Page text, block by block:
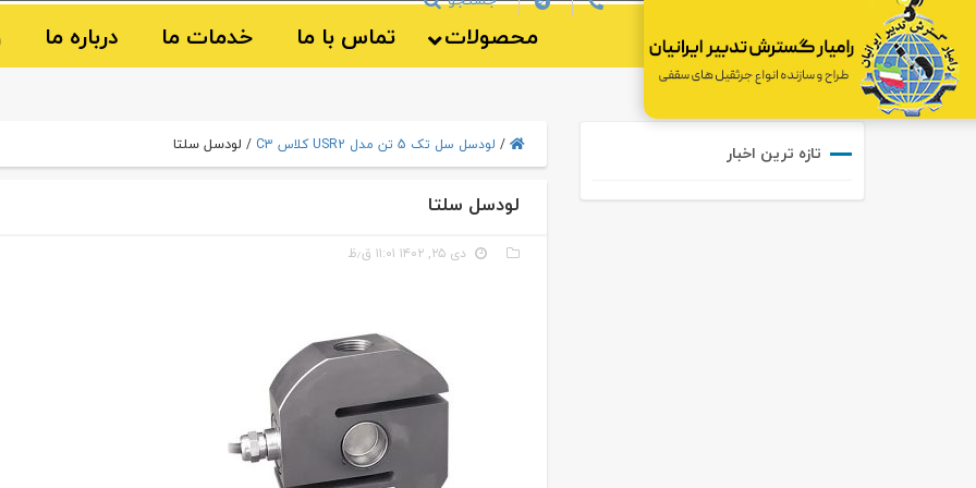
محصولات تماس با ما خدمات ما درباره ما
تازه ترین اخبار / لودسل سل تک 5 تن مدل USR2 کلاس C3 / لودسل سلتا
لودسل سلتا
دی ۲۵, ۱۴۰۲ ۱۱:۰۱ ق٫ظ